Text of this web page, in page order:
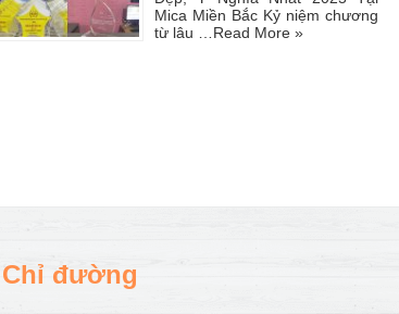
Mica Miền Bắc Kỷ niệm chương
từ lâu … Read More »
Chỉ đường